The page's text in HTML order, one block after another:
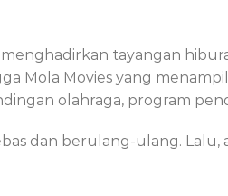
tayangan
Mola Movies yang
olahraga, program
dan berulang-ulang. Lalu,